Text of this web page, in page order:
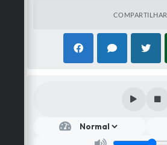
etar
COMPARTILHAR